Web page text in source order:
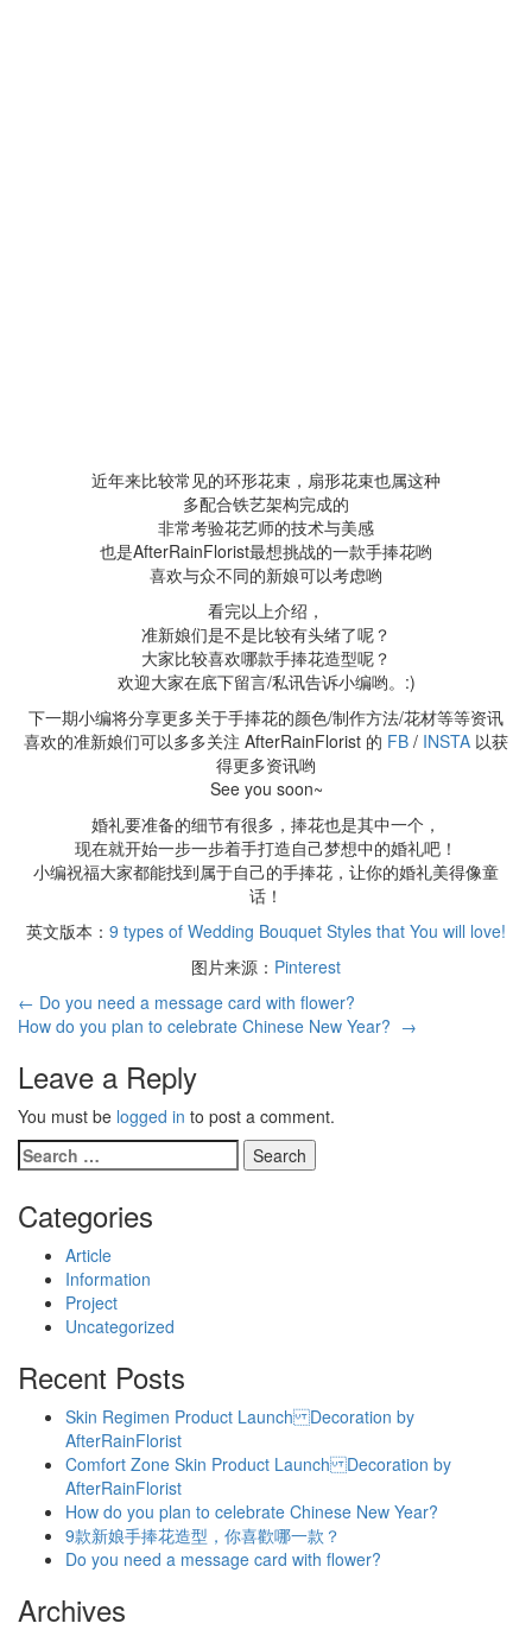
近年来比较常见的环形花束，扇形花束也属这种
多配合铁艺架构完成的
非常考验花艺师的技术与美感
也是AfterRainFlorist最想挑战的一款手捧花哟
喜欢与众不同的新娘可以考虑哟
看完以上介绍，
准新娘们是不是比较有头绪了呢？
大家比较喜欢哪款手捧花造型呢？
欢迎大家在底下留言/私讯告诉小编哟。:)
下一期小编将分享更多关于手捧花的颜色/制作方法/花材等等资讯
喜欢的准新娘们可以多多关注 AfterRainFlorist 的 FB / INSTA 以获
得更多资讯哟
See you soon~
婚礼要准备的细节有很多，捧花也是其中一个，
现在就开始一步一步着手打造自己梦想中的婚礼吧！
小编祝福大家都能找到属于自己的手捧花，让你的婚礼美得像童
话！
英文版本： 9 types of Wedding Bouquet Styles that You will love!
图片来源： Pinterest
← Do you need a message card with flower?
How do you plan to celebrate Chinese New Year? →
Leave a Reply
You must be logged in to post a comment.
Categories
Article
Information
Project
Uncategorized
Recent Posts
Skin Regimen Product Launch Decoration by
AfterRainFlorist
Comfort Zone Skin Product Launch Decoration by
AfterRainFlorist
How do you plan to celebrate Chinese New Year?
9款新娘手捧花造型，你喜歡哪一款？
Do you need a message card with flower?
Archives